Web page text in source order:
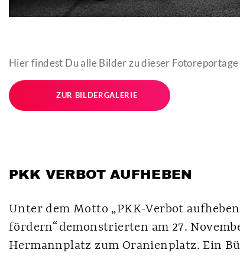
Hier findest Du alle Bilder zu dieser Fotoreportage
ZUR BILDERGALERIE
PKK VERBOT AUFHEBEN
Unter dem Motto „PKK-Verbot
fördern“ demonstrierten am 27.
Hermannplatz zum Oranienplatz. Ein